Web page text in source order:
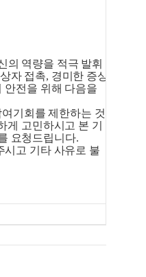
의 역량을 적극 발휘
자 접촉, 경미한 증상
안전을 위해 다음을
기회를 제한하는 것
게 고민하시고 본 기
요청드립니다.
시고 기타 사유로 불